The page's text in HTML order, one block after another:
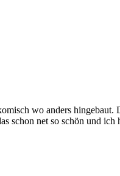
wo anders hingebaut.
schon net so schön und ich